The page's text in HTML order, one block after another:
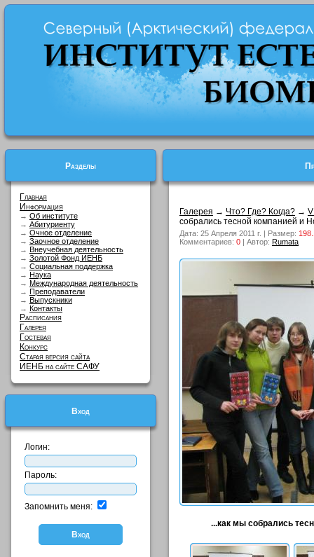
Разделы
Главная
Информация
→ Об институте
→ Абитуриенту
→ Очное отделение
→ Заочное отделение
→ Внеучебная деятельность
→ Золотой Фонд ИЕНБ
→ Социальная поддержка
→ Наука
→ Международная деятельность
→ Преподаватели
→ Выпускники
→ Контакты
Расписания
Галерея
Гостевая
Конкурс
Старая версия сайта
ИЕНБ на сайте САФУ
Вход
Логин:
Пароль:
Запомнить меня:
Галерея → Что? Где? Когда? →
собрались тесной компанией и
Дата: 25 Апреля 2011 г. | Размер:
Комментариев: 0 | Автор: Rumata
...как мы собрались